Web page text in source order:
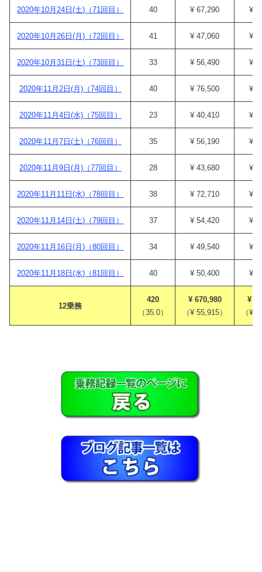
2020年10月24日(土)（71回目） 40 ¥ 67,290 ¥
2020年10月26日(月)（72回目） 41 ¥ 47,060 ¥
2020年10月31日(土)（73回目） 33 ¥ 56,490 ¥
2020年11月2日(月)（74回目） 40 ¥ 76,500 ¥
2020年11月4日(水)（75回目） 23 ¥ 40,410 ¥
2020年11月7日(土)（76回目） 35 ¥ 56,190 ¥
2020年11月9日(月)（77回目） 28 ¥ 43,680 ¥
2020年11月11日(水)（78回目） 38 ¥ 72,710 ¥
2020年11月14日(土)（79回目） 37 ¥ 54,420 ¥
2020年11月16日(月)（80回目） 34 ¥ 49,540 ¥
2020年11月18日(水)（81回目） 40 ¥ 50,400 ¥
12乗務
420
（35.0）
¥ 670,980
（¥ 55,915）
¥
（¥